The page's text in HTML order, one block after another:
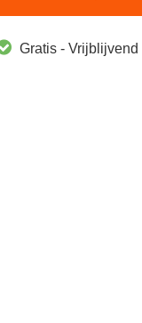
Gratis - Vrijblijvend